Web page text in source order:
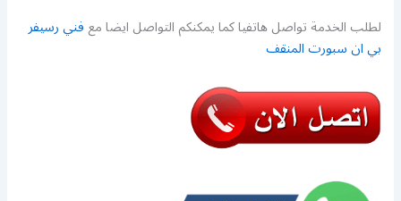
لطلب الخدمة تواصل هاتفيا كما يمكنكم التواصل ايضا معفني رسيفر
بي ان سبورت المنقف